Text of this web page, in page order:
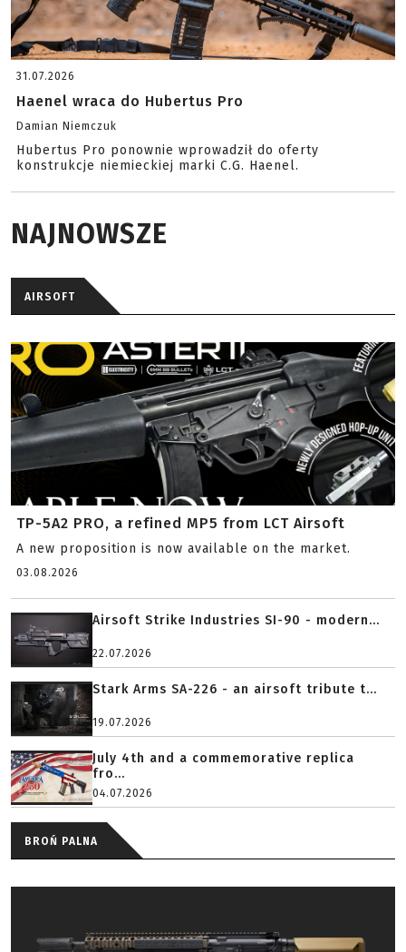
31.07.2026
Haenel wraca do Hubertus Pro
Damian Niemczuk
Hubertus Pro ponownie wprowadził do oferty
konstrukcje niemieckiej marki C.G. Haenel.
NAJNOWSZE
AIRSOFT
TP-5A2 PRO, a refined MP5 from LCT Airsoft
A new proposition is now available on the market.
03.08.2026
Airsoft Strike Industries SI-90 - modern...
22.07.2026
Stark Arms SA-226 - an airsoft tribute t...
19.07.2026
July 4th and a commemorative replica
fro...
04.07.2026
BROŃ PALNA